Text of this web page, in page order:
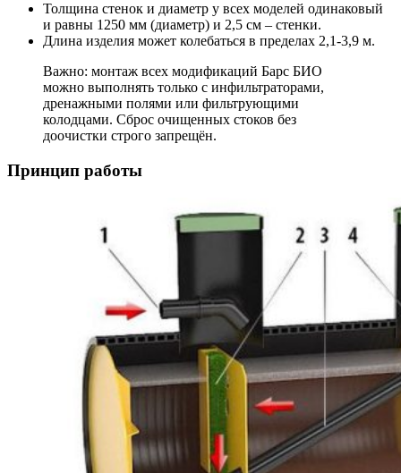
Толщина стенок и диаметр у всех моделей одинаковый
и равны 1250 мм (диаметр) и 2,5 см – стенки.
Длина изделия может колебаться в пределах 2,1-3,9 м.
Важно: монтаж всех модификаций Барс БИО
можно выполнять только с инфильтраторами,
дренажными полями или фильтрующими
колодцами. Сброс очищенных стоков без
доочистки строго запрещён.
Принцип работы